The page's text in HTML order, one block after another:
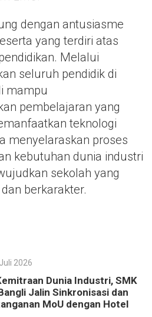
dengan antusiasme
yang terdiri atas
Melalui
seluruh pendidik di
mampu
pembelajaran yang
teknologi
menyelaraskan proses
kebutuhan dunia industri
sekolah yang
berkarakter.
2026
Dunia Industri, SMK
Jalin Sinkronisasi dan
MoU dengan Hotel